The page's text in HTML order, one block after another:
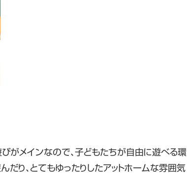
がメインなので、子どもたちが自由に遊べる環
だり、とてもゆったりしたアットホームな雰囲気